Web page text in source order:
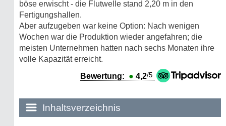
böse erwischt - die Flutwelle stand 2,20 m in den
Fertigungshallen.
Aber aufzugeben war keine Option: Nach wenigen
Wochen war die Produktion wieder angefahren; die
meisten Unternehmen hatten nach sechs Monaten ihre
volle Kapazität erreicht.
Bewertung: ● 4,2/5
Inhaltsverzeichnis